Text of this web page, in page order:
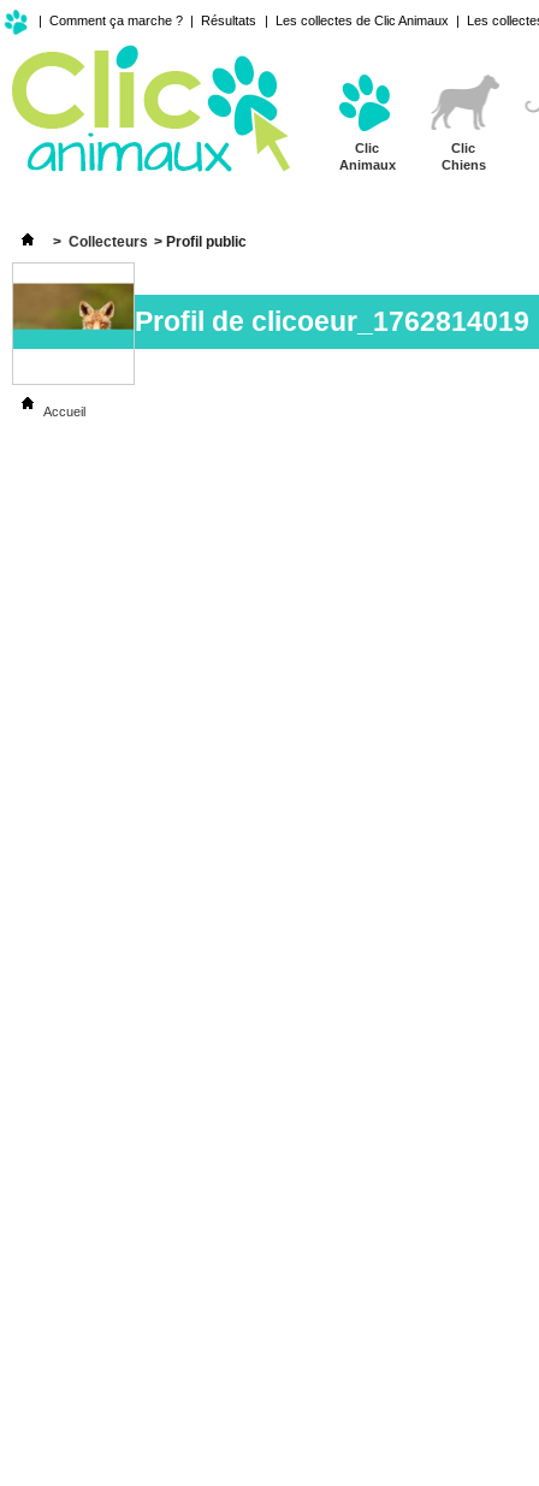
| Comment ça marche ? | Résultats | Les collectes de Clic Animaux | Les
Clic
Animaux
Clic
Chiens
> Collecteurs > Profil public
Profil de clicoeur_1762814019
Accueil